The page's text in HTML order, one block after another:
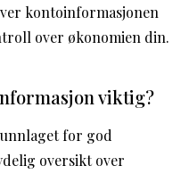
kontoinformasjonen
over økonomien din.
viktig?
for god
oversikt over